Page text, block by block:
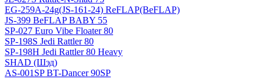
EG-259A-24g(JS-161-24) ReFLAP(BeFLAP)
JS-399 BeFLAP BABY 55
SP-027 Euro Vibe Floater 80
SP-198S Jedi Rattler 80
SP-198H Jedi Rattler 80 Heavy
SHAD (Шэд)
AS-001SP BT-Dancer 90SP